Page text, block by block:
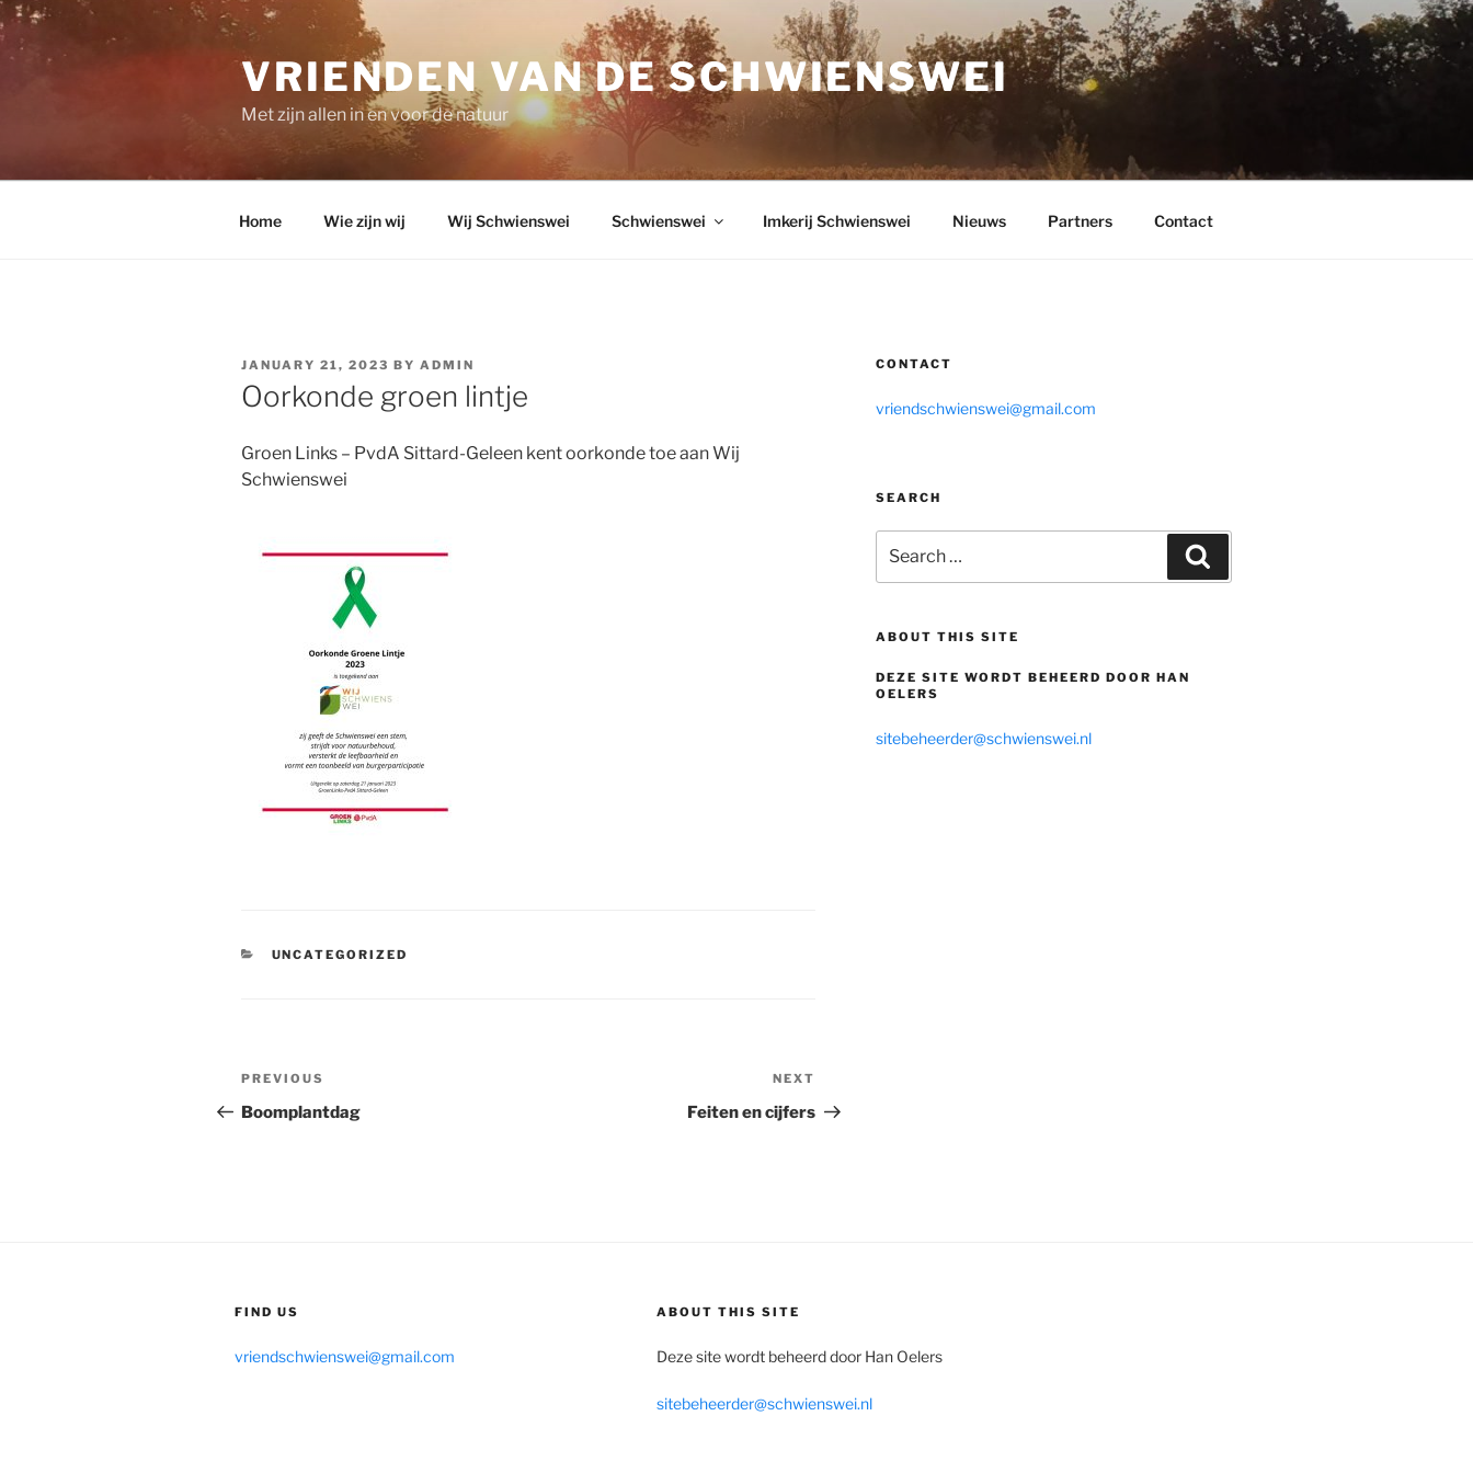
Skip
to
content
VRIENDEN VAN DE SCHWIENSWEI
Met zijn allen in en voor de natuur
Home Wie zijn wij Wij Schwienswei Schwienswei Imkerij Schwienswei Nieuws Partners Contact
POSTED
ON
JANUARY 21, 2023 BY ADMIN
Oorkonde groen lintje
Groen Links – PvdA Sittard-Geleen kent oorkonde toe aan Wij
Schwienswei
CATEGORIES
UNCATEGORIZED
Post
navigation
Previous
Post
PREVIOUS
Boomplantdag
Post
NEXT
Feiten en cijfers
CONTACT
vriendschwienswei@gmail.com
SEARCH
for:
ABOUT THIS SITE
DEZE SITE WORDT BEHEERD DOOR HAN
OELERS
sitebeheerder@schwienswei.nl
FIND US
vriendschwienswei@gmail.com
ABOUT THIS SITE
Deze site wordt beheerd door Han Oelers
sitebeheerder@schwienswei.nl